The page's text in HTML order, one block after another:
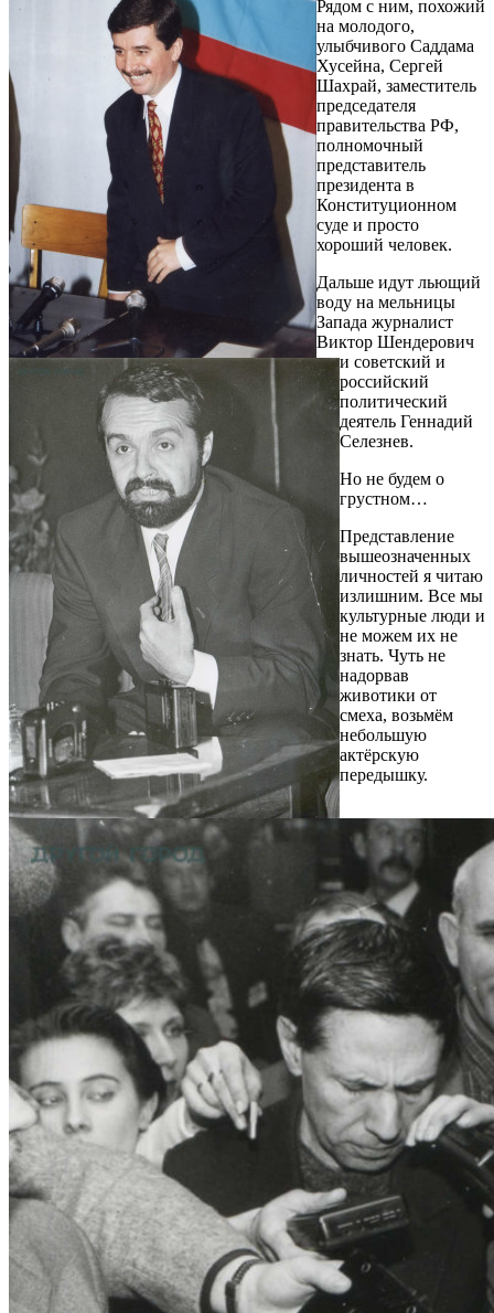
Рядом с ним, похожий
на молодого,
улыбчивого Саддама
Хусейна, Сергей
Шахрай, заместитель
председателя
правительства РФ,
полномочный
представитель
президента в
Конституционном
суде и просто
хороший человек.
Дальше идут льющий
воду на мельницы
Запада журналист
Виктор Шендерович
и советский и
российский
политический
деятель Геннадий
Селезнев.
Но не будем о
грустном…
Представление
вышеозначенных
личностей я читаю
излишним. Все мы
культурные люди и
не можем их не
знать. Чуть не
надорвав
животики от
смеха, возьмём
небольшую
актёрскую
передышку.